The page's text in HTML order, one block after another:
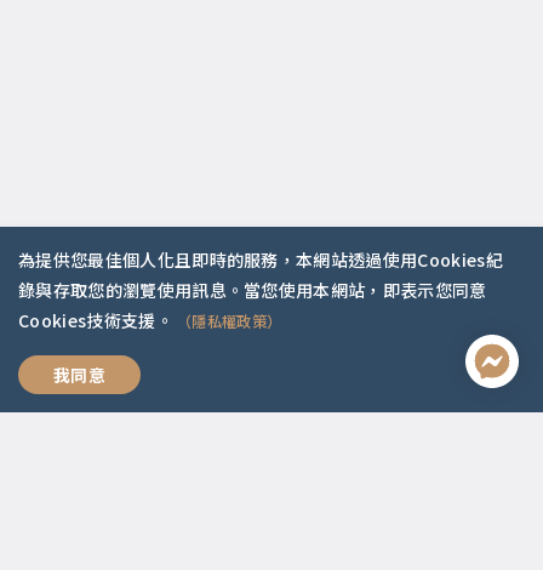
回家
聯絡資訊
啟點文化(統一編號:54296775)
為提供您最佳個人化且即時的服務，本網站透過使用Cookies紀
錄與存取您的瀏覽使用訊息。當您使用本網站，即表示您同意
Cookies技術支援。
（隱私權政策）
我同意